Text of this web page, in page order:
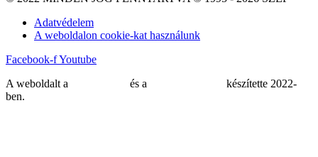
Adatvédelem
A weboldalon cookie-kat használunk
Facebook-fYoutube
A weboldalt a
és a
készítette 2022-
ben.